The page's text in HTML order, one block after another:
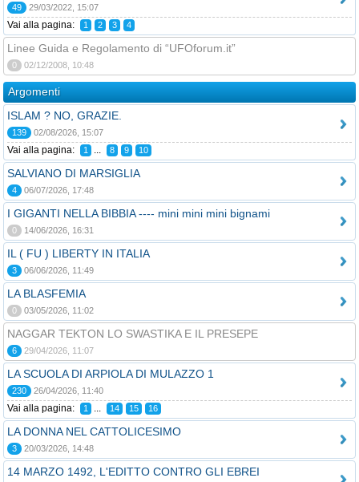
49 29/03/2022, 15:07
Vai alla pagina: 1 2 3 4
Linee Guida e Regolamento di “UFOforum.it”
0 02/12/2008, 10:48
Argomenti
ISLAM ? NO, GRAZIE.
139 02/08/2026, 15:07
Vai alla pagina: 1 ... 8 9 10
SALVIANO DI MARSIGLIA
4 06/07/2026, 17:48
I GIGANTI NELLA BIBBIA ---- mini mini mini bignami
0 14/06/2026, 16:31
IL ( FU ) LIBERTY IN ITALIA
3 06/06/2026, 11:49
LA BLASFEMIA
0 03/05/2026, 11:02
NAGGAR TEKTON LO SWASTIKA E IL PRESEPE
6 29/04/2026, 11:07
LA SCUOLA DI ARPIOLA DI MULAZZO 1
230 26/04/2026, 11:40
Vai alla pagina: 1 ... 14 15 16
LA DONNA NEL CATTOLICESIMO
3 20/03/2026, 14:48
14 MARZO 1492, L'EDITTO CONTRO GLI EBREI